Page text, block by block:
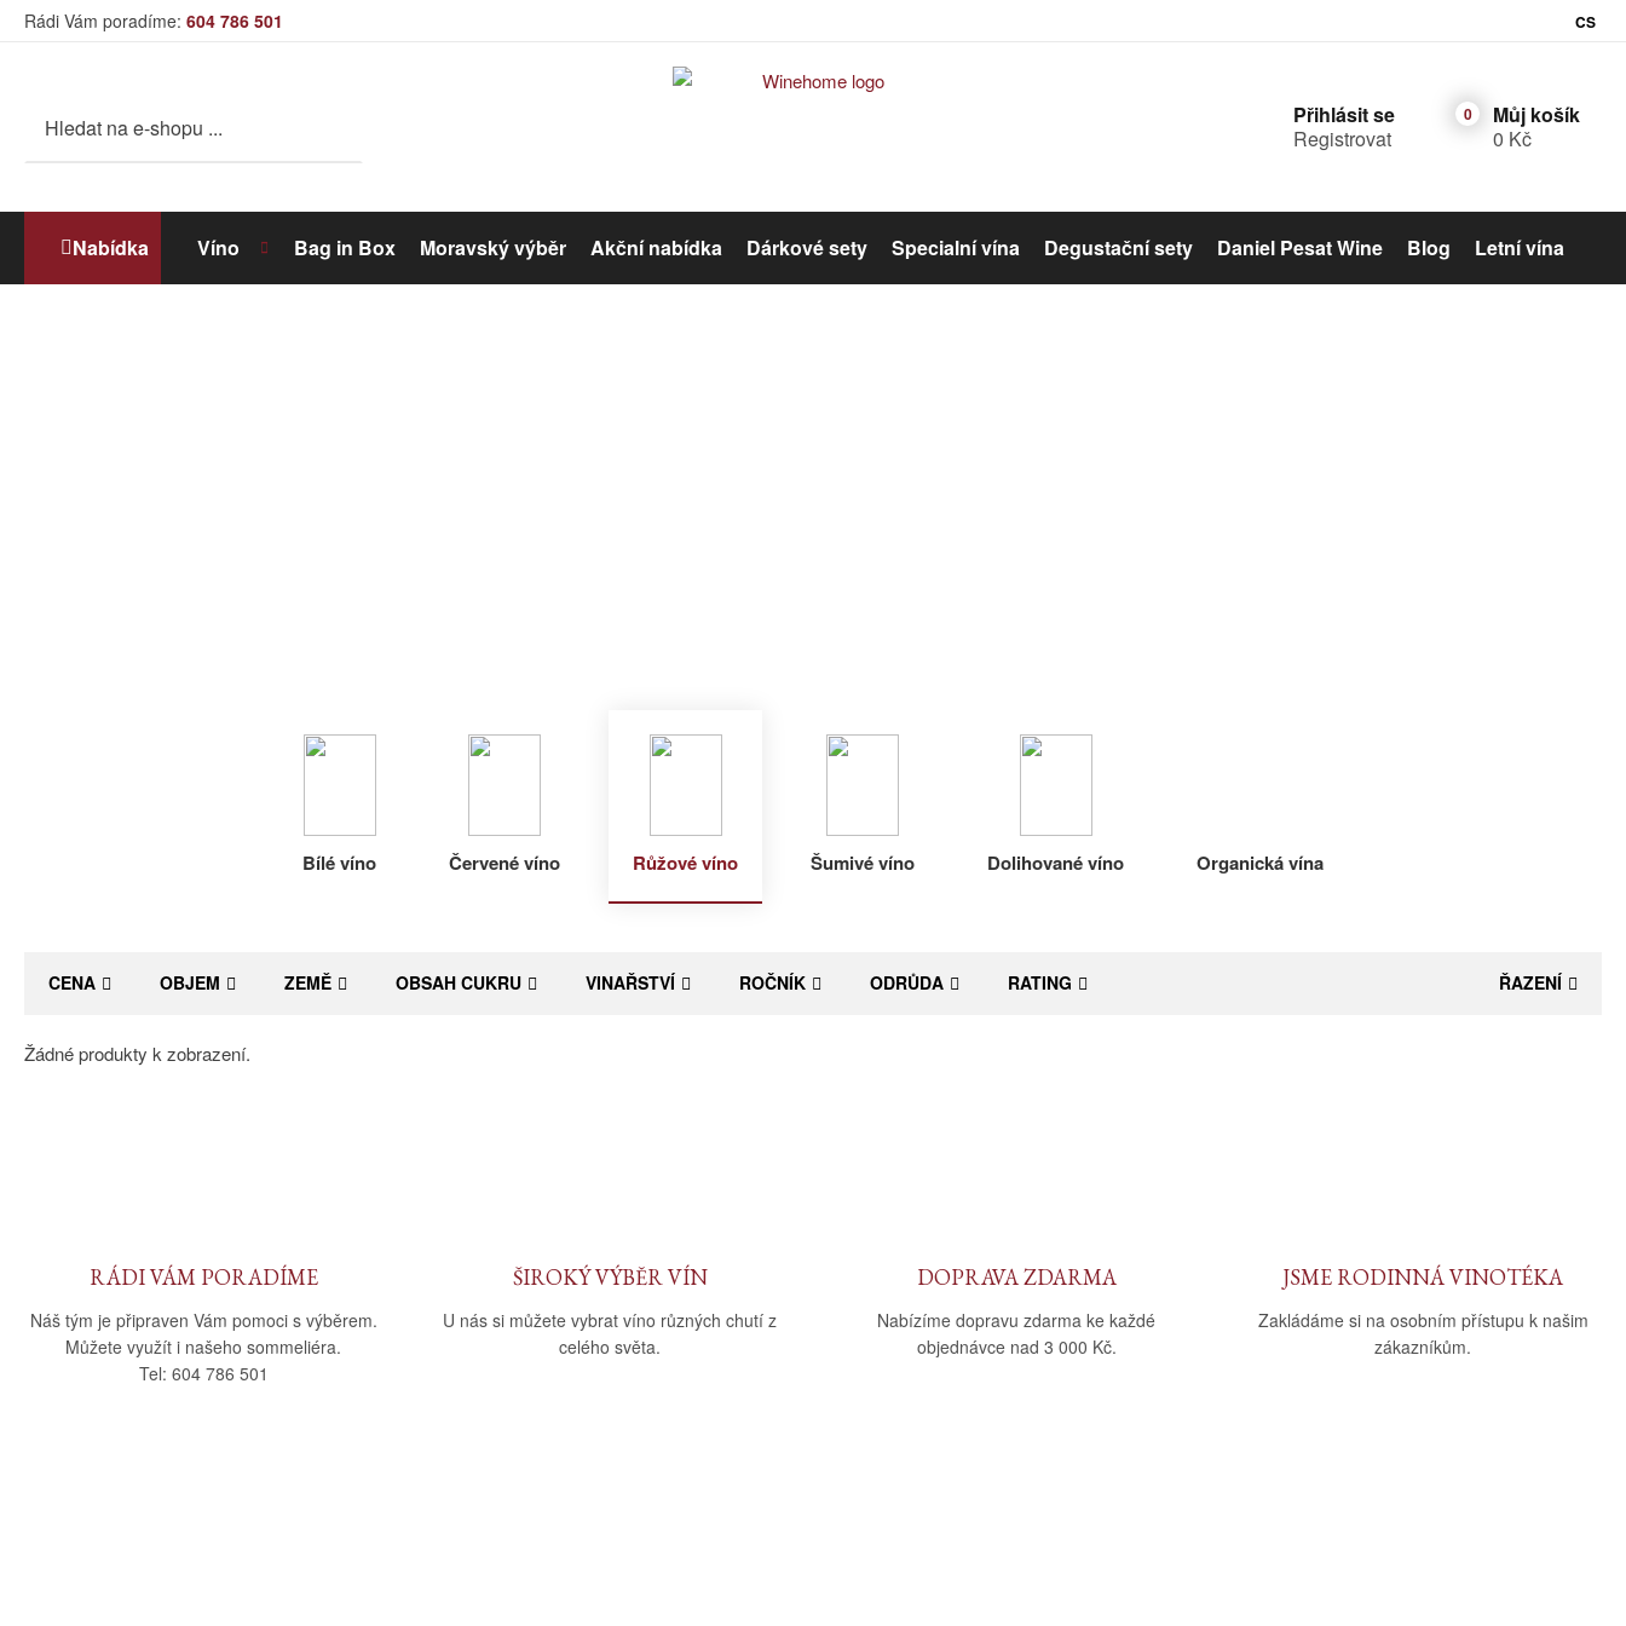
Rádi Vám poradíme: 604 786 501 CS
Přihlásit se
Registrovat
Můj košík
0 Kč
Nabídka Víno Bag in Box Moravský výběr Akční nabídka Dárkové sety Specialní vína Degustační sety Daniel Pesat Wine Blog Letní vína
Bílé víno Červené víno Růžové víno Šumivé víno Dolihované víno Organická vína
CENA OBJEM ZEMĚ OBSAH CUKRU VINAŘSTVÍ ROČNÍK ODRŮDA RATING ŘAZENÍ
Žádné produkty k zobrazení.
RÁDI VÁM PORADÍME
Náš tým je připraven Vám pomoci s výběrem.
Můžete využít i našeho sommeliéra.
Tel: 604 786 501
ŠIROKÝ VÝBĚR VÍN
U nás si můžete vybrat víno různých chutí z
celého světa.
DOPRAVA ZDARMA
Nabízíme dopravu zdarma ke každé
objednávce nad 3 000 Kč.
JSME RODINNÁ VINOTÉKA
Zakládáme si na osobním přístupu k našim
zákazníkům.